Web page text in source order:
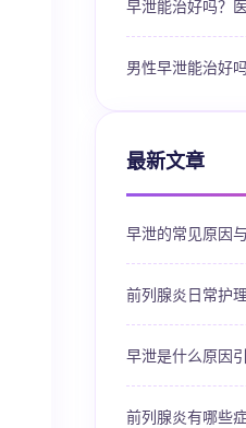
早泄能治好吗？
男性早泄能治好
最新文章
早泄的常见原因
前列腺炎日常护
早泄是什么原因
前列腺炎有哪些